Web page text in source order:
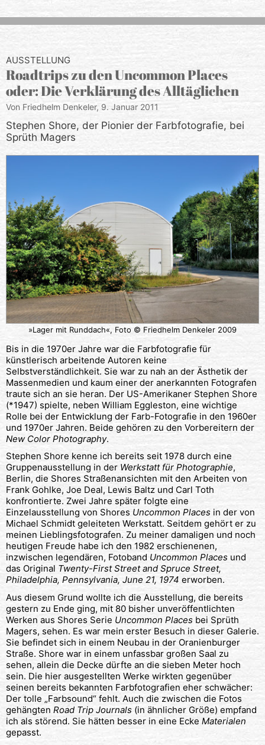
AUSSTELLUNG
Roadtrips zu den Uncommon Places
oder: Die Verklärung des Alltäglichen
Von Friedhelm Denkeler, 9. Januar 2011
Stephen Shore, der Pionier der Farbfotografie, bei
Sprüth Magers
»Lager mit Runddach«, Foto © Friedhelm Denkeler 2009
Bis in die 1970er Jahre war die Farbfotografie für
künstlerisch arbeitende Autoren keine
Selbstverständlichkeit. Sie war zu nah an der Ästhetik der
Massenmedien und kaum einer der anerkannten Fotografen
traute sich an sie heran. Der US-Amerikaner Stephen Shore
(*1947) spielte, neben William Eggleston, eine wichtige
Rolle bei der Entwicklung der Farb-Fotografie in den 1960er
und 1970er Jahren. Beide gehören zu den Vorbereitern der
New Color Photography.
Stephen Shore kenne ich bereits seit 1978 durch eine
Gruppenausstellung in der Werkstatt für Photographie,
Berlin, die Shores Straßenansichten mit den Arbeiten von
Frank Gohlke, Joe Deal, Lewis Baltz und Carl Toth
konfrontierte. Zwei Jahre später folgte eine
Einzelausstellung von Shores Uncommon Places in der von
Michael Schmidt geleiteten Werkstatt. Seitdem gehört er zu
meinen Lieblingsfotografen. Zu meiner damaligen und noch
heutigen Freude habe ich den 1982 erschienenen,
inzwischen legendären, Fotoband Uncommon Places und
das Original Twenty-First Street and Spruce Street,
Philadelphia, Pennsylvania, June 21, 1974 erworben.
Aus diesem Grund wollte ich die Ausstellung, die bereits
gestern zu Ende ging, mit 80 bisher unveröffentlichten
Werken aus Shores Serie Uncommon Places bei Sprüth
Magers, sehen. Es war mein erster Besuch in dieser Galerie.
Sie befindet sich in einem Neubau in der Oranienburger
Straße. Shore war in einem unfassbar großen Saal zu
sehen, allein die Decke dürfte an die sieben Meter hoch
sein. Die hier ausgestellten Werke wirkten gegenüber
seinen bereits bekannten Farbfotografien eher schwächer:
Der tolle „Farbsound“ fehlt. Auch die zwischen die Fotos
gehängten Road Trip Journals (in ähnlicher Größe) empfand
ich als störend. Sie hätten besser in eine Ecke Materialen
gepasst.